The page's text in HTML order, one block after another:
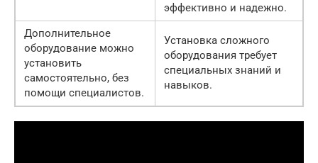
эффективно и надежно.
Дополнительное
оборудование можно
установить
самостоятельно, без
помощи специалистов.
Установка сложного
оборудования требует
специальных знаний и
навыков.